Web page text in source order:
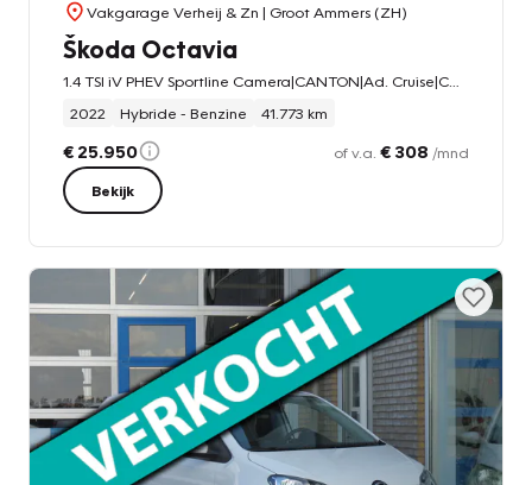
Vakgarage Verheij & Zn | Groot Ammers (ZH)
Škoda Octavia
2022
Hybride - Benzine 41.773 km
€ 25.950 of v.a. € 308 /mnd
Bekijk